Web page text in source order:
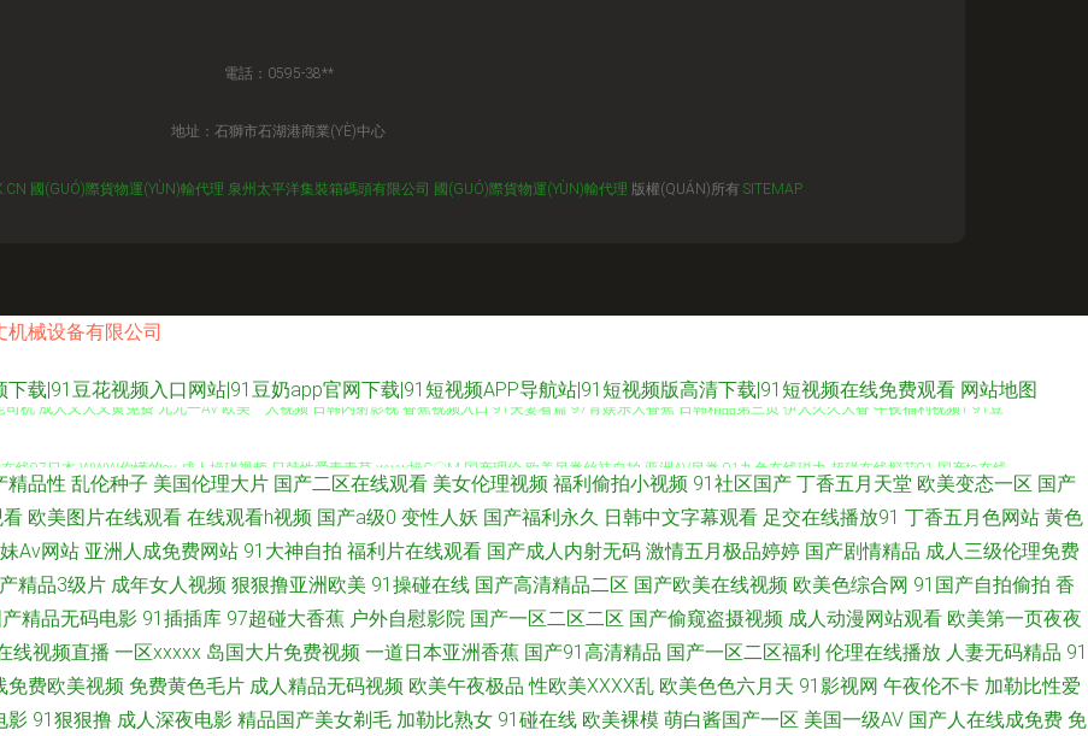
電話：0595-38**
地址：石獅市石湖港商業(YÈ)中心
國(GUÓ)際貨物運(YÙN)輸代理 泉州太平洋集裝箱碼頭有限公司 國(GUÓ)際貨物運(YÙN)輸代理 版權(QUÁN)所有 SITEMAP
械设备有限公司
载|91豆花视频入口网站|91豆奶app官网下载|91短视频APP导航站|91短视频版高清下载|91短视频在线免费观看 网站地图
机 成人又大又黄免费 九九一AV 欧美艹人视频 日韩内射影视 香蕉视频入口 91夫妻看篇 97青娱乐大香蕉 日韩精品第三页 伊人久久大香 午夜福利视频1 91豆
影院 亚洲自拍小说网 91蜜臀不卡 AV福利激情 超碰tv 国产夫妻96 九九精品久久 欧美精片91tv 人妖麻豆视频 婷婷五月色偷 亚洲免费黄色网址 91色啦自拍
亚洲涩 国产熟妇久久 精品国产第一页 欧美国产综合日韩 日韩视频XXXX 在线成人av伦理 91视频日本 爱豆TV传媒免费 国产精品51 九九热精品 欧美伦埋乱码
社区在线 欧美在一区 四虎中文字幕 最新午夜av av香蕉伊人 国产精品乱仑 老司机A片 日韩电影中文字幕 午夜激情A片 91She视频 91最新网站 国产精品27 亚
友页面 午夜老湿机 亚洲乱轮小说网 成人免费频道 老湿影院69 欧美一级二级 色屋国产 亚洲女性黄页网站 黄色免费小电影 欧美性爱A级 涩涩A∨ 51豆花每日
精品性 乱伦种子 美国伦理大片 国产二区在线观看 美女伦理视频 福利偷拍小视频 91社区国产 丁香五月天堂 欧美变态一区 国产
欧美图片在线观看 在线观看h视频 国产a级0 变性人妖 国产福利永久 日韩中文字幕观看 足交在线播放91 丁香五月色网站 黄色
Av网站 亚洲人成免费网站 91大神自拍 福利片在线观看 国产成人内射无码 激情五月极品婷婷 国产剧情精品 成人三级伦理免费
精品3级片 成年女人视频 狠狠撸亚洲欧美 91操碰在线 国产高清精品二区 国产欧美在线视频 欧美色综合网 91国产自拍偷拍 香
精品无码电影 91插插库 97超碰大香蕉 户外自慰影院 国产一区二区二区 国产偷窥盗摄视频 成人动漫网站观看 欧美第一页夜夜
线视频直播 一区xxxxx 岛国大片免费视频 一道日本亚洲香蕉 国产91高清精品 国产一区二区福利 伦理在线播放 人妻无码精品 91
免费欧美视频 免费黄色毛片 成人精品无码视频 欧美午夜极品 性欧美ⅩⅩⅩⅩ乱 欧美色色六月天 91影视网 午夜伦不卡 加勒比性爱
影 91狠狠撸 成人深夜电影 精品国产美女剃毛 加勒比熟女 91碰在线 欧美裸模 萌白酱国产一区 美国一级AV 国产人在线成免费 免